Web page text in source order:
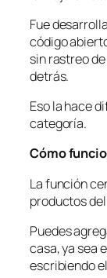
Fue
código
sin rastreo
detrás.
Eso la hace
categoría.
Cómo
La función
productos
Puedes
casa, ya sea
escribiendo